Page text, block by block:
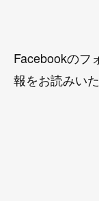
Facebookのフ
報をお読みい